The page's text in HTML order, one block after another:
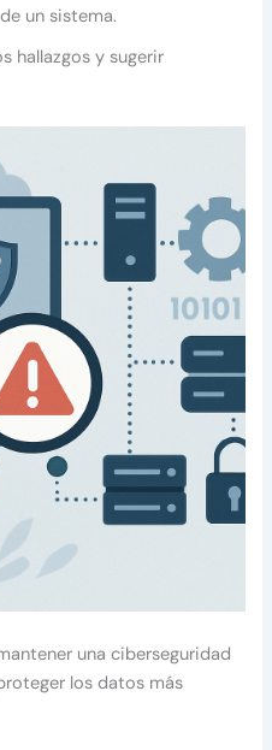
un sistema.
hallazgos y sugerir
una ciberseguridad
los datos más